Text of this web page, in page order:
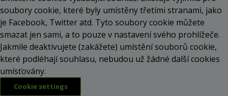
soubory cookie, které byly umístěny třetími stranami, jako
je Facebook, Twitter atd. Tyto soubory cookie můžete
smazat jen sami, a to pouze v nastavení svého prohlížeče.
Jakmile deaktivujete (zakážete) umístění souborů cookie,
které podléhají souhlasu, nebudou už žádné další cookies
umísťovány.
Cookie settings